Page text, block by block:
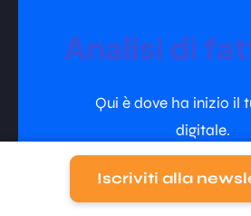
Iscriviti alla
Analisi di
Qui è dove ha inizio il
digitale.